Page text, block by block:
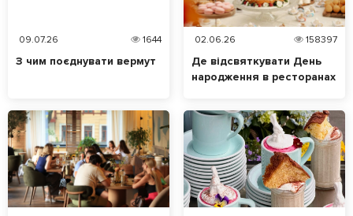
09.07.26 1644
З чим поєднувати вермут
02.06.26 158397
Де відсвяткувати День
народження в ресторанах